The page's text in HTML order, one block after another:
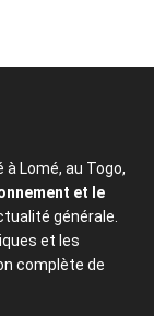
Lomé, au Togo,
et le
générale.
et les
complète de